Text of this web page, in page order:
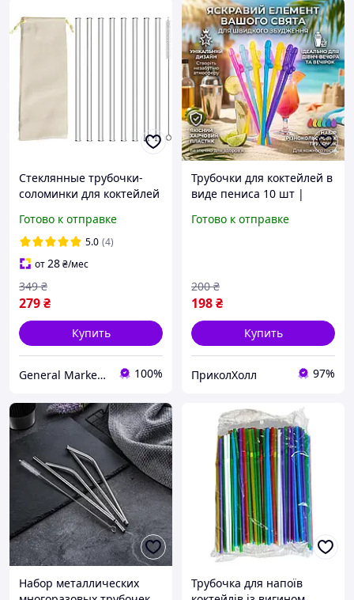
Стеклянные трубочки-
соломинки для коктейлей
1 щетка и чехол 190мм
многоразовые
Готово к отправке
5.0 (4)
от28₴/мес
279₴
349 ₴
Купить
General Market Ukraine 100%
Трубочки для коктейлей в
виде пениса 10 шт |
девичника и вечеринки
Готово к отправке
198₴
200 ₴
Купить
ПриколХолл 97%
Набор металлических
Трубочка для напоїв